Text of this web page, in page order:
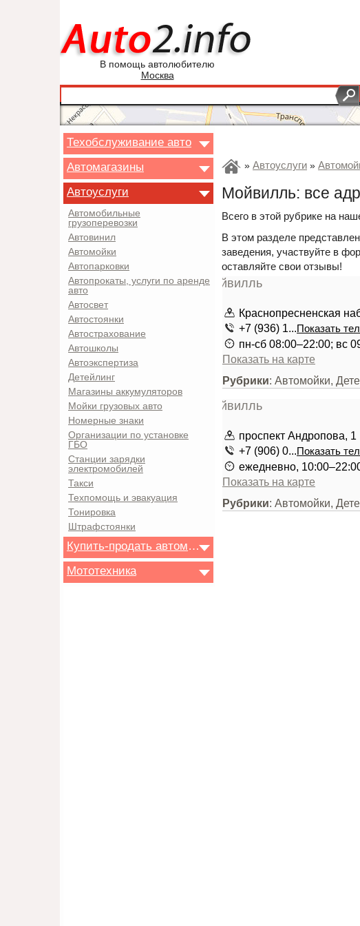
В помощь автолюбителю
Москва
Техобслуживание авто
Автомагазины
Автоуслуги
Автомобильные
грузоперевозки
Автовинил
Автомойки
Автопарковки
Автопрокаты, услуги по аренде
авто
Автосвет
Автостоянки
Автострахование
Автошколы
Автоэкспертиза
Детейлинг
Магазины аккумуляторов
Мойки грузовых авто
Номерные знаки
Организации по установке
ГБО
Станции зарядки
электромобилей
Такси
Техпомощь и эвакуация
Тонировка
Штрафстоянки
Купить-продать автомобиль
Мототехника
» Автоуслуги »
Мойвилль: все
Всего в этой рубрике на
В этом разделе
заведения, участвуйте в
оставляйте свои отзывы!
Краснопресненская
+7 (936) 1...Показать
пн-сб 08:00–22:00; вс
Показать на карте
Рубрики: Автомойки,
проспект Андропова, 1
+7 (906) 0...Показать
ежедневно,
Показать на карте
Рубрики: Автомойки,